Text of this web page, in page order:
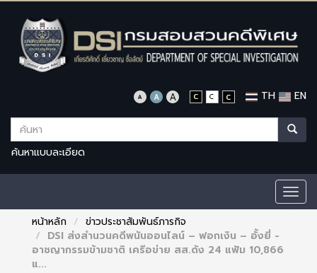
TH EN
ค้นหาแบบละเอียด
หน้าหลัก
ข่าวประชาสัมพันธ์ภารกิจ
DSI ส่งสำนวนคดีพนันออนไลน์ – ฟอกเงิน – อั้งยี่ -
อาชญากรรมข้ามชาติ เครือข่าย สส.ดัง 24 แฟ้ม 10,866
แ...